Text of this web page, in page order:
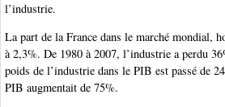
l’industrie.
La part de la France dans le marché mondial,
à 2,3%. De 1980 à 2007, l’industrie a perdu
poids de l’industrie dans le PIB est passé de
PIB augmentait de 75%.